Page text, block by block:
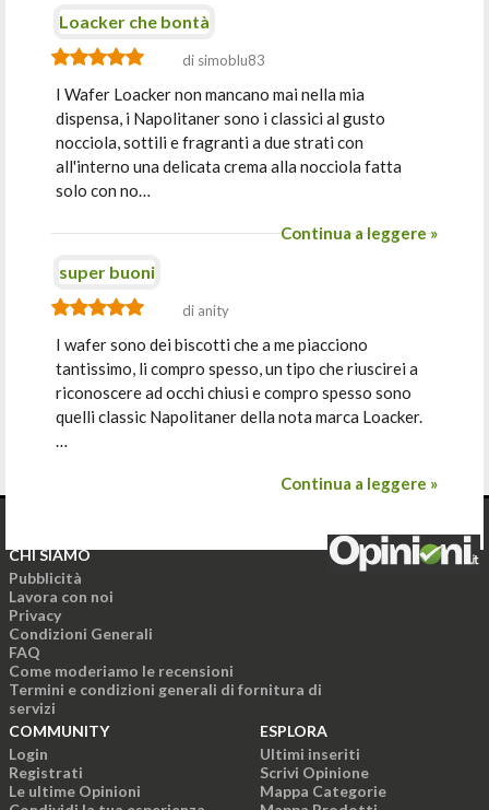
Loacker che bontà
di simoblu83
I Wafer Loacker non mancano mai nella mia
dispensa, i Napolitaner sono i classici al gusto
nocciola, sottili e fragranti a due strati con
all'interno una delicata crema alla nocciola fatta
solo con no…
Continua a leggere »
super buoni
di anity
I wafer sono dei biscotti che a me piacciono
tantissimo, li compro spesso, un tipo che riuscirei a
riconoscere ad occhi chiusi e compro spesso sono
quelli classic Napolitaner della nota marca Loacker.
…
Continua a leggere »
CHI SIAMO
Pubblicità
Lavora con noi
Privacy
Condizioni Generali
FAQ
Come moderiamo le recensioni
Termini e condizioni generali di fornitura di
servizi
COMMUNITY
Login
Registrati
Le ultime Opinioni
ESPLORA
Ultimi inseriti
Scrivi Opinione
Mappa Categorie